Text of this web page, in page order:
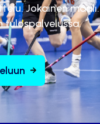
Jokainen maali.
tulospalvelussa.